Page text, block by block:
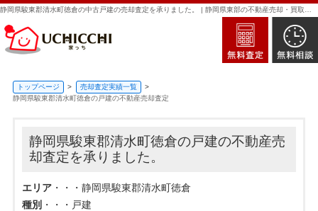
トップページ
売却査定実績一覧
静岡県駿東郡清水町徳倉の戸建の不動産売却査定
静岡県駿東郡清水町徳倉の戸建の不動産売
却査定を承りました。
エリア・・・静岡県駿東郡清水町徳倉
種別・・・戸建